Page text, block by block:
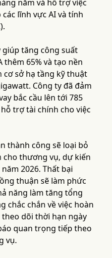
năm và hỗ trợ việc
lĩnh vực AI và tính
tăng công suất
thêm 65% và tạo nền
sở hạ tầng kỹ thuật
Công ty đã đảm
bắc cầu lên tới 785
trợ tài chính cho việc
thành công sẽ loại bỏ
cho thương vụ, dự kiến
2026. Thất bại
thuận sẽ làm phức
năng làm tăng tổng
chắc chắn về việc hoàn
dõi thời hạn ngày
quan trọng tiếp theo
vụ.